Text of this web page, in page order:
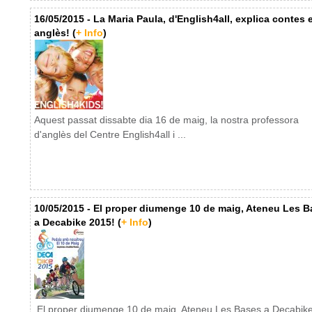
16/05/2015 - La Maria Paula, d'English4all, explica contes
anglès! (+ Info)
Aquest passat dissabte dia 16 de maig, la nostra professora
d'anglès del Centre English4all i ...
10/05/2015 - El proper diumenge 10 de maig, Ateneu Les
a Decabike 2015! (+ Info)
El proper diumenge 10 de maig, Ateneu Les Bases a